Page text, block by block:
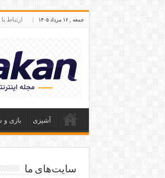
جمعه , ۱۶ مرداد ۱۴۰۵ ارتباط با
آشپزی بازی
سایت‌های ما